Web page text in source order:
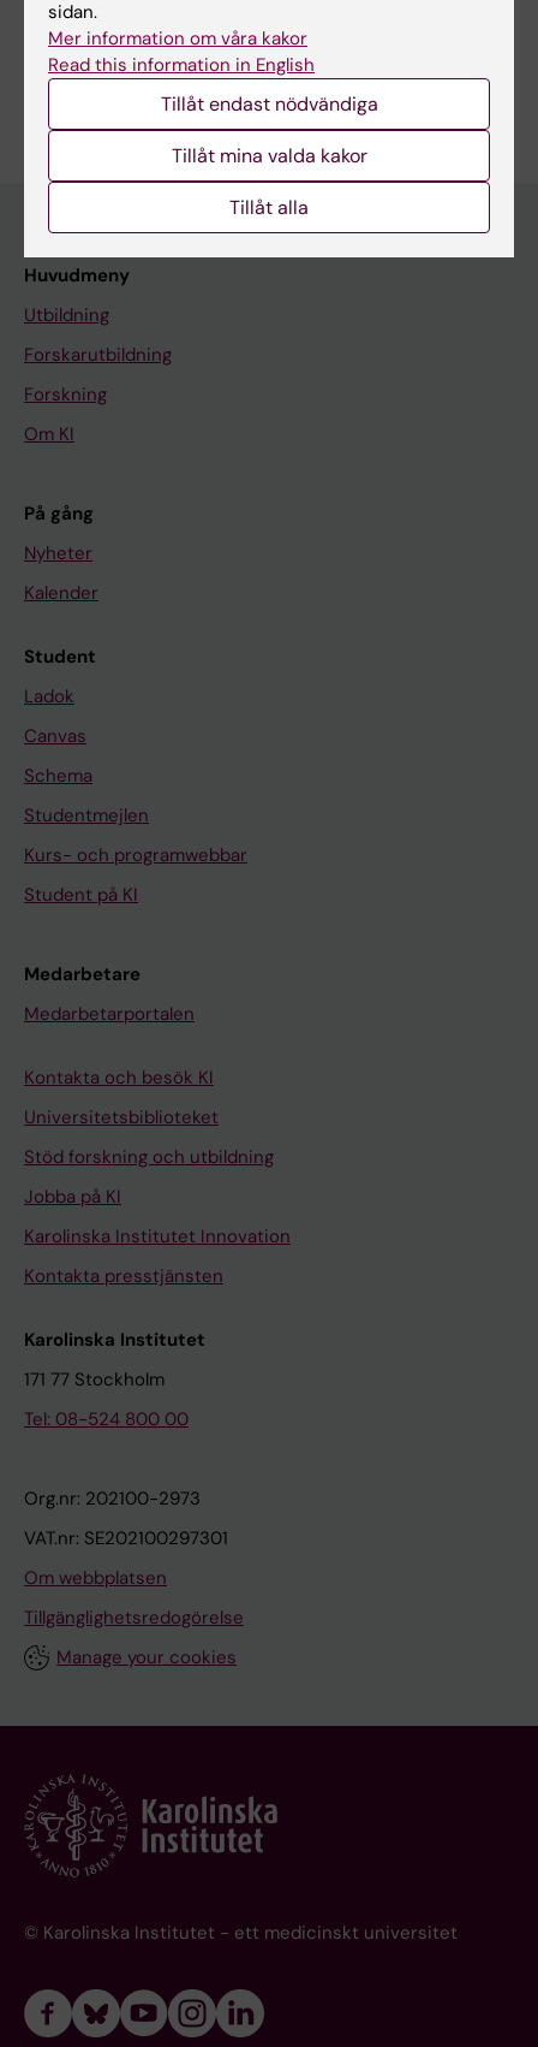
Lungmedicin och allergi
Är du Nikolaos Pournaras?
Redigera din profil
Huvudmeny
Utbildning
Forskarutbildning
Forskning
Om KI
På gång
Nyheter
Kalender
Student
Ladok
Canvas
Schema
Studentmejlen
Kurs- och programwebbar
Student på KI
Medarbetare
Medarbetarportalen
Kontakta och besök KI
Universitetsbiblioteket
Stöd forskning och utbildning
Jobba på KI
Karolinska Institutet Innovation
Kontakta presstjänsten
Karolinska Institutet
171 77 Stockholm
Tel: 08-524 800 00
Org.nr: 202100-2973
VAT.nr: SE202100297301
Om webbplatsen
Tillgänglighetsredogörelse
Manage your cookies
© Karolinska Institutet - ett medicinskt universitet
sidan.
Mer information om våra kakor
Read this information in English
Tillåt endast nödvändiga
Tillåt mina valda kakor
Tillåt alla